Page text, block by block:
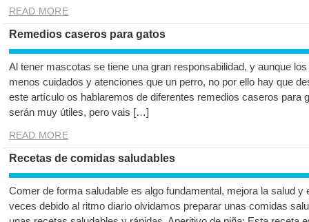
READ MORE
Remedios caseros para gatos
Al tener mascotas se tiene una gran responsabilidad, y aunque
menos cuidados y atenciones que un perro, no por ello hay que
este artículo os hablaremos de diferentes remedios caseros para
serán muy útiles, pero vais […]
READ MORE
Recetas de comidas saludables
Comer de forma saludable es algo fundamental, mejora la salud
veces debido al ritmo diario olvidamos preparar unas comidas